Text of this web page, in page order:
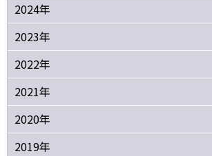
2024年
2023年
2022年
2021年
2020年
2019年